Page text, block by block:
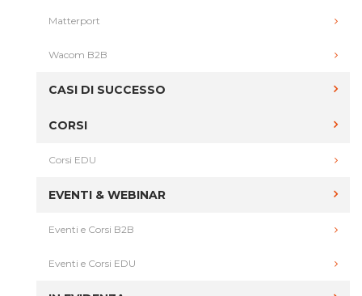
Matterport
Wacom B2B
CASI DI SUCCESSO
CORSI
Corsi EDU
EVENTI & WEBINAR
Eventi e Corsi B2B
Eventi e Corsi EDU